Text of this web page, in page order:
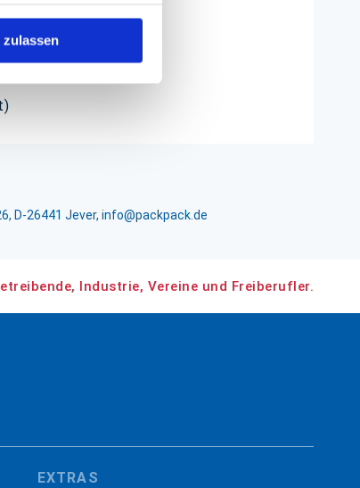
zulassen
D-26441 Jever, info@packpack.de
Industrie, Vereine und Freiberufler.
EXTRAS